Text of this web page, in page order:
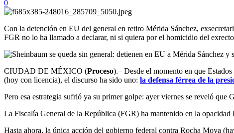
0
Con la detención en EU del general en retiro Mérida Sánchez,
FGR no lo ha llamado a declarar, ni si quiera por el homicidio del
CIUDAD DE MÉXICO (Proceso).– Desde el momento en que
(hoy con licencia), el discurso ha sido uno: la defensa férrea de la
Pero esa estrategia sufrió ya su primer golpe: ayer viernes se reveló
La Fiscalía General de la República (FGR) ha mantenido en la opacidad
Hasta ahora, la única acción del gobierno federal contra Rocha Moya